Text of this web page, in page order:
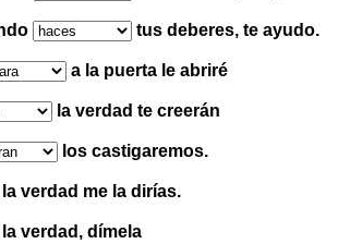
tus deberes, te ayudo.
a la puerta le abriré
la verdad te creerán
los castigaremos.
la verdad me la dirías.
la verdad, dímela